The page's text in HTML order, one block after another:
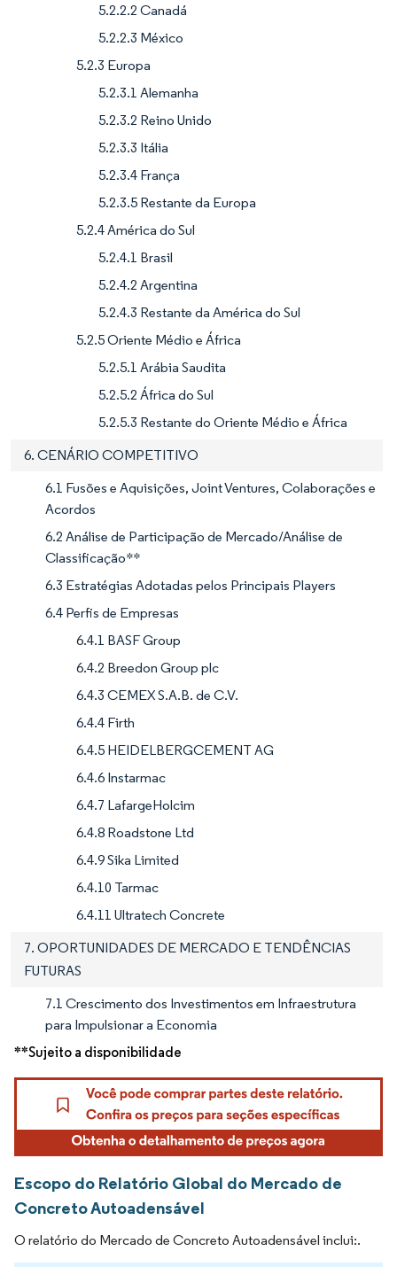
5.2.2.2 Canadá
5.2.2.3 México
5.2.3 Europa
5.2.3.1 Alemanha
5.2.3.2 Reino Unido
5.2.3.3 Itália
5.2.3.4 França
5.2.3.5 Restante da Europa
5.2.4 América do Sul
5.2.4.1 Brasil
5.2.4.2 Argentina
5.2.4.3 Restante da América do Sul
5.2.5 Oriente Médio e África
5.2.5.1 Arábia Saudita
5.2.5.2 África do Sul
5.2.5.3 Restante do Oriente Médio e África
6. CENÁRIO COMPETITIVO
6.1 Fusões e Aquisições, Joint Ventures, Colaborações e
Acordos
6.2 Análise de Participação de Mercado/Análise de
Classificação**
6.3 Estratégias Adotadas pelos Principais Players
6.4 Perfis de Empresas
6.4.1 BASF Group
6.4.2 Breedon Group plc
6.4.3 CEMEX S.A.B. de C.V.
6.4.4 Firth
6.4.5 HEIDELBERGCEMENT AG
6.4.6 Instarmac
6.4.7 LafargeHolcim
6.4.8 Roadstone Ltd
6.4.9 Sika Limited
6.4.10 Tarmac
6.4.11 Ultratech Concrete
7. OPORTUNIDADES DE MERCADO E TENDÊNCIAS
FUTURAS
7.1 Crescimento dos Investimentos em Infraestrutura
para Impulsionar a Economia
**Sujeito a disponibilidade
Escopo do Relatório Global do Mercado de
Concreto Autoadensável
O relatório do Mercado de Concreto Autoadensável inclui:.